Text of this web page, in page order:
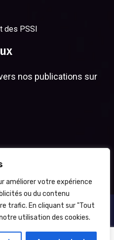
améliorer votre expérience
ou du contenu
trafic. En cliquant sur "Tout
utilisation des cookies.
des PSSI
nos publications sur
Côte d’ivoire, Mali, Guinée
Togo